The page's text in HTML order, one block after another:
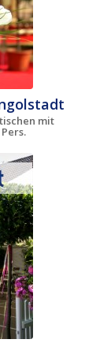
mit